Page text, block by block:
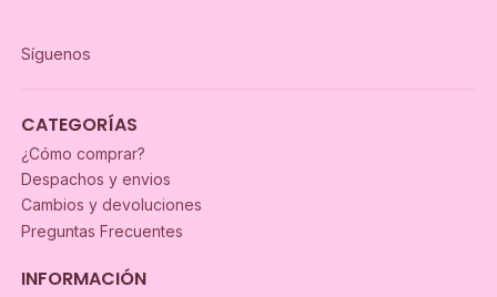
Síguenos
CATEGORÍAS
¿Cómo comprar?
Despachos y envios
Cambios y devoluciones
Preguntas Frecuentes
INFORMACIÓN